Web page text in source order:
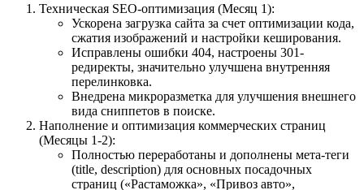
Техническая SEO-оптимизация (Месяц 1):
Ускорена загрузка сайта за счет оптимизации кода,
сжатия изображений и настройки кеширования.
Исправлены ошибки 404, настроены 301-
редиректы, значительно улучшена внутренняя
перелинковка.
Внедрена микроразметка для улучшения внешнего
вида сниппетов в поиске.
Наполнение и оптимизация коммерческих страниц
(Месяцы 1-2):
Полностью переработаны и дополнены мета-теги
(title, description) для основных посадочных
страниц («Растаможка», «Привоз авто»,